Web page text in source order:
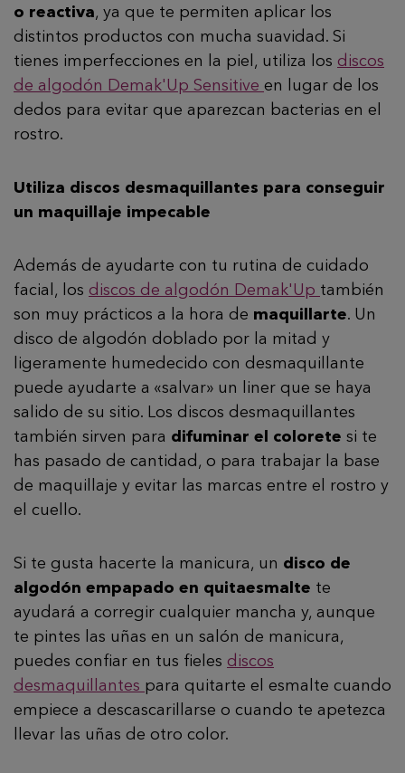
o reactiva, ya que te permiten aplicar los
distintos productos con mucha suavidad. Si
tienes imperfecciones en la piel, utiliza los discos
de algodón Demak'Up Sensitive en lugar de los
dedos para evitar que aparezcan bacterias en el
rostro.
Utiliza discos desmaquillantes para conseguir
un maquillaje impecable
Además de ayudarte con tu rutina de cuidado
facial, los discos de algodón Demak'Up también
son muy prácticos a la hora de maquillarte. Un
disco de algodón doblado por la mitad y
ligeramente humedecido con desmaquillante
puede ayudarte a «salvar» un liner que se haya
salido de su sitio. Los discos desmaquillantes
también sirven para difuminar el colorete si te
has pasado de cantidad, o para trabajar la base
de maquillaje y evitar las marcas entre el rostro y
el cuello.
Si te gusta hacerte la manicura, un disco de
algodón empapado en quitaesmalte te
ayudará a corregir cualquier mancha y, aunque
te pintes las uñas en un salón de manicura,
puedes confiar en tus fieles discos
desmaquillantes para quitarte el esmalte cuando
empiece a descascarillarse o cuando te apetezca
llevar las uñas de otro color.